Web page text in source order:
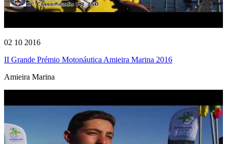
02 10 2016
II Grande Prémio Motonáutica Amieira Marina 2016
Amieira Marina